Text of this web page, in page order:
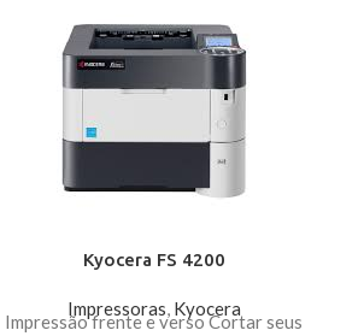
Kyocera FS 4200
Impressoras, Kyocera
Impressão frente e verso Cortar seus